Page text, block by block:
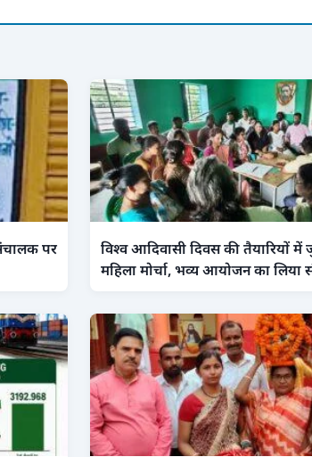
पर
विश्व आदिवासी दिवस की तैयारियों में
महिला मोर्चा, भव्य आयोजन का लिया